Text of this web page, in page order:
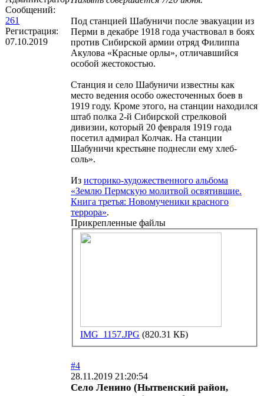
Сообщений:
261
Регистрация:
07.10.2019
Под станцией Шабуничи после эвакуации из
Перми в декабре 1918 года участвовал в боях
против Сибирской армии отряд Филиппа
Акулова «Красные орлы», отличавшийся
особой жестокостью.
Станция и село Шабуничи известны как
место ведения особо ожесточенных боев в
1919 году. Кроме этого, на станции находился
штаб полка 2-й Сибирской стрелковой
дивизии, который 20 февраля 1919 года
посетил адмирал Колчак. На станции
Шабуничи крестьяне поднесли ему хлеб-
соль».
Из историко-художественного альбома
«Землю Пермскую молитвой освятившие.
Книга третья: Новомученики красного
террора».
Прикрепленные файлы
IMG_1157.JPG (820.31 КБ)
#4
28.11.2019 21:20:54
Село Ленино (Нытвенский район,